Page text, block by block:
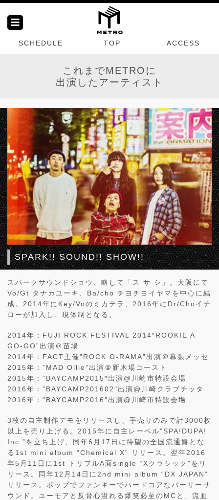
SCHEDULE TOP ACCESS
これまでMETROに
出演したアーティスト
SPARK!! SOUND!! SHOW!!
スパークサウンドショウ、略して「ス サ シ」。大阪にて
Vo/Gt タナカユーキ、Ba/cho チヨチヨイヤマを中心に結
成。2014年にKey/Voのミカテラ、2016年にDr/Choイチ
ローが加入し、現体制となる。
2014年：FUJI ROCK FESTIVAL 2014″ROOKIE A
GO-GO”出演＠苗場
2014年：FACT主催”ROCK O-RAMA”出演＠幕張メッセ
2015年：”MAD Ollie”出演＠新木場コースト
2015年：”BAYCAMP2015″出演@川崎市特設会場
2016年：”BAYCAMP201602″出演@川崎クラブチッタ
2016年：”BAYCAMP2016″出演@川崎市特設会場
3枚の自主制作デモをリリースし、手売りのみで計3000枚
以上を売り上げる。2015年に自主レーベル”SPA!DUPA!
Inc.”を立ち上げ、同年6月17日に待望の全国流通盤とな
る1st mini album “Chemical X” リリース。翌年2016
年5月11日に1st トリプルA面single “Xクラシック”をリ
リース。同年12月14日に2nd mini album “DX JAPAN”
リリース。ポップでファンキーでハードコアなパーリーサ
ウンド。ユーモアと反骨心溢れる爆笑必至のMCと、流血